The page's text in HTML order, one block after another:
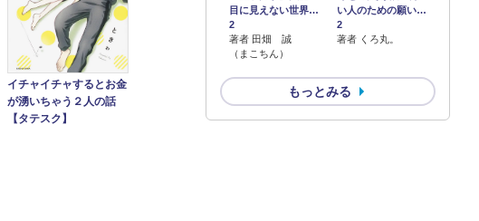
目に見えない世界…
2
著者 田畑 誠
（まこちん）
い人のための願い…
2
著者 くろ丸。
もっとみる
イチャイチャするとお金
が湧いちゃう２人の話
【タテスク】